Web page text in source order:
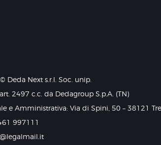
Deda Next s.r.l. Soc. unip.
2497 c.c. da Dedagroup S.p.A. (TN)
e Amministrativa: Via di Spini, 50 – 38121
997111